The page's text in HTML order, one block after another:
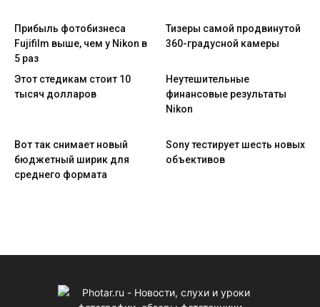
Прибыль фотобизнеса
Fujifilm выше, чем у Nikon в
5 раз
Тизеры самой продвинутой
360-градусной камеры
Этот стедикам стоит 10
тысяч долларов
Неутешительные
финансовые результаты
Nikon
Вот так снимает новый
бюджетный ширик для
среднего формата
Sony тестирует шесть новых
объективов